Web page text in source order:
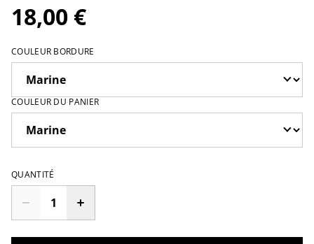
18,00 €
COULEUR BORDURE
COULEUR DU PANIER
QUANTITÉ